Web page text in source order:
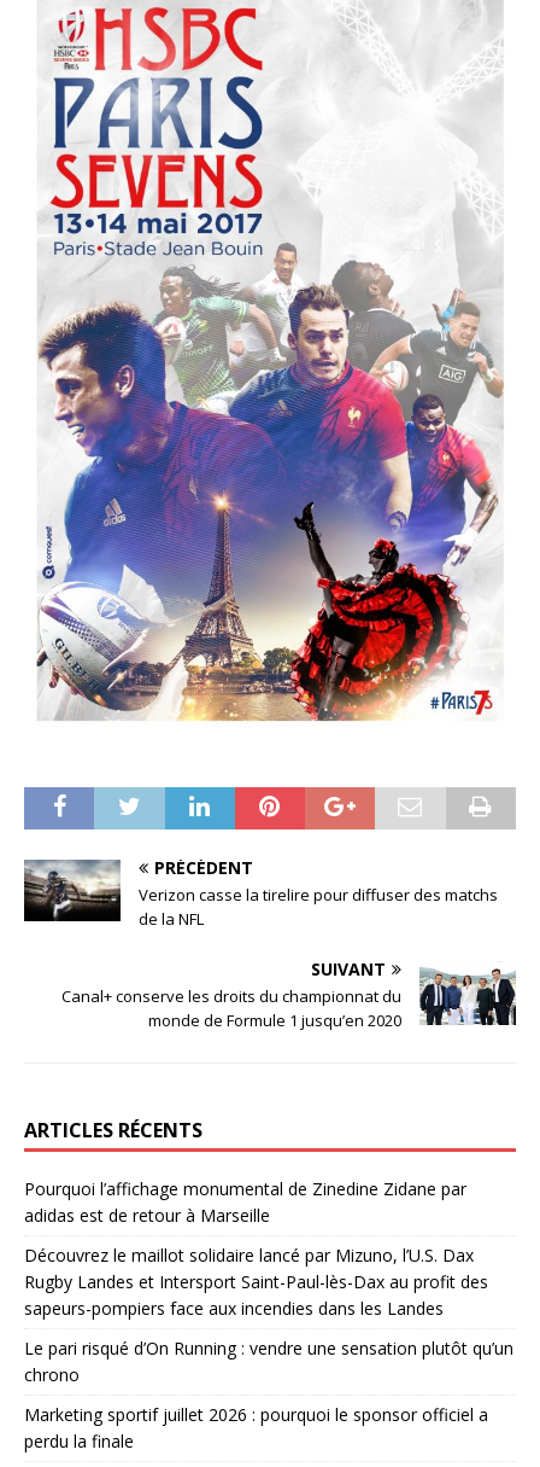
PRÉCÉDENT
Verizon casse la tirelire pour diffuser des matchs
de la NFL
SUIVANT
Canal+ conserve les droits du championnat du
monde de Formule 1 jusqu’en 2020
ARTICLES RÉCENTS
Pourquoi l’affichage monumental de Zinedine Zidane par
adidas est de retour à Marseille
Découvrez le maillot solidaire lancé par Mizuno, l’U.S. Dax
Rugby Landes et Intersport Saint-Paul-lès-Dax au profit des
sapeurs-pompiers face aux incendies dans les Landes
Le pari risqué d’On Running : vendre une sensation plutôt qu’un
chrono
Marketing sportif juillet 2026 : pourquoi le sponsor officiel a
perdu la finale